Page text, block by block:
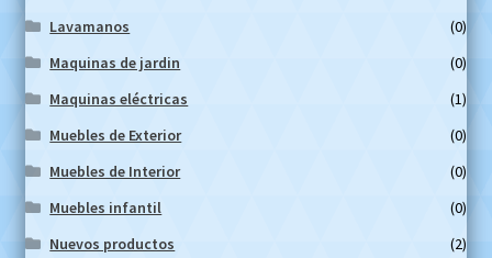
Lavamanos
(0)
Maquinas de jardin
(0)
Maquinas eléctricas
(1)
Muebles de Exterior
(0)
Muebles de Interior
(0)
Muebles infantil
(0)
Nuevos productos
(2)